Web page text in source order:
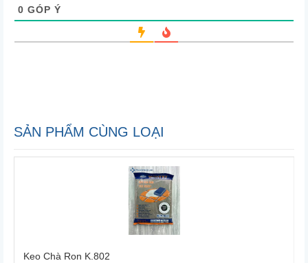
0 GÓP Ý
SẢN PHẨM CÙNG LOẠI
Keo Chà Ron K.802